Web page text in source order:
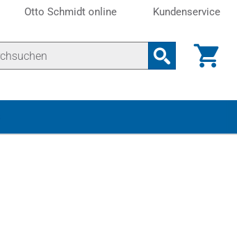
Otto Schmidt online Kundenservice